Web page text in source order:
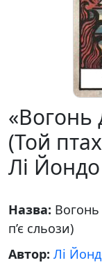
«Вогонь
(Той
Лі Йондо
Назва: Вогонь
п’є сльози)
Автор: Лі